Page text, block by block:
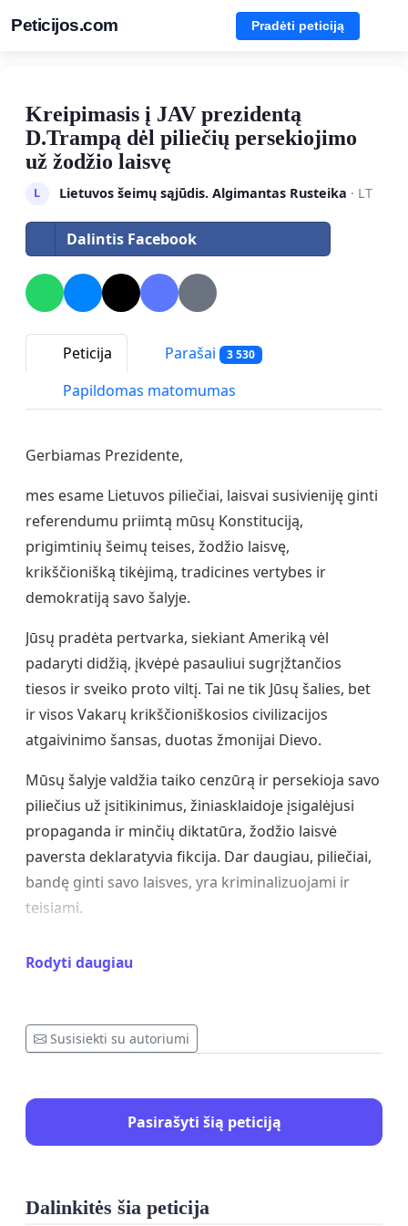
Peticijos.com Pradėti peticiją
Kreipimasis į JAV prezidentą
D.Trampą dėl piliečių persekiojimo
už žodžio laisvę
L Lietuvos šeimų sąjūdis. Algimantas Rusteika · LT
Dalintis Facebook
Peticija Parašai 3 530
Papildomas matomumas
Gerbiamas Prezidente,
mes esame Lietuvos piliečiai, laisvai susivieniję ginti
referendumu priimtą mūsų Konstituciją,
prigimtinių šeimų teises, žodžio laisvę,
krikščionišką tikėjimą, tradicines vertybes ir
demokratiją savo šalyje.
Jūsų pradėta pertvarka, siekiant Ameriką vėl
padaryti didžią, įkvėpė pasauliui sugrįžtančios
tiesos ir sveiko proto viltį. Tai ne tik Jūsų šalies, bet
ir visos Vakarų krikščioniškosios civilizacijos
atgaivinimo šansas, duotas žmonijai Dievo.
Mūsų šalyje valdžia taiko cenzūrą ir persekioja savo
piliečius už įsitikinimus, žiniasklaidoje įsigalėjusi
propaganda ir minčių diktatūra, žodžio laisvė
paversta deklaratyvia fikcija. Dar daugiau, piliečiai,
bandę ginti savo laisves, yra kriminalizuojami ir
teisiami.
Vilniuje, netoli parlamento pastato įvyko taikus
suvaržymus COVID-19 pandemijos metu, už žodžio
laisvę. Mitingui pasibaigus ir organizatoriams
prezidentui, dalis piliečių pasiliko, norėdami
pasikalbėti su parlamento nariais, išeinančiais iš
pastato pasibaigus sesijai. Tokie pokalbiai įvyko ir jų
Tačiau neužilgo valdžia tuo pretekstu, kad iš
Rodyti daugiau
Susisiekti su autoriumi
Pasirašyti šią peticiją
Dalinkitės šia peticija